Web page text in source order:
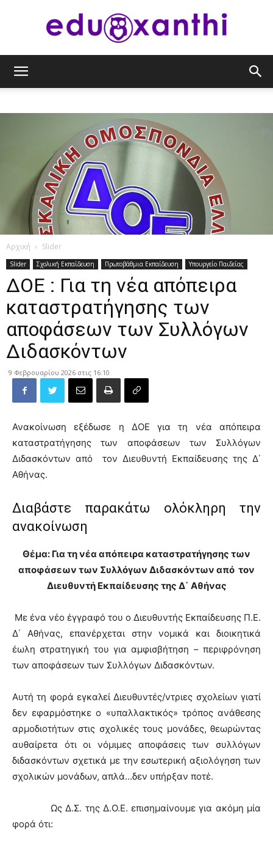
Αρχική Slider
Slider Σχολική Εκπαίδευση Πρωτοβάθμια Εκπαίδευση Υπουργείο Παιδείας
ΔΟΕ : Για τη νέα απόπειρα
καταστρατήγησης των
αποφάσεων των Συλλόγων
Διδασκόντων
9 Φεβρουαρίου 2026 στις 16:10
Ανακοίνωση εξέδωσε η ΔΟΕ για τη νέα απόπειρα
καταστρατήγησης των αποφάσεων των Συλλόγων
Διδασκόντων από τον Διευθυντή Εκπαίδευσης της Δ΄
Αθήνας.
Διαβάστε παρακάτω ολόκληρη την
ανακοίνωση
Θέμα: Για τη νέα απόπειρα καταστρατήγησης των
αποφάσεων των Συλλόγων Διδασκόντων από τον
Διευθυντή Εκπαίδευσης της Δ΄ Αθήνας
Με ένα νέο έγγραφό του ο Διευθυντής Εκπαίδευσης Π.Ε.
Δ΄ Αθήνας, επανέρχεται στην νομικά και διοικητικά
έωλη στρατηγική του για αμφισβήτηση – περιφρόνηση
των αποφάσεων των Συλλόγων Διδασκόντων.
Αυτή τη φορά εγκαλεί Διευθυντές/ντριες σχολείων γιατί
δεν εφαρμόστηκε ο «υπαλλακτικός» τρόπος ανάθεσης
αρμοδιοτήτων στις σχολικές τους μονάδες, θεωρώντας
αυθαίρετα ότι οι νόμιμες αποφάσεις των συλλόγων
διδασκόντων σχετικά με την εσωτερική αξιολόγηση των
σχολικών μονάδων, απλά…δεν υπήρξαν ποτέ.
Ως Δ.Σ. της Δ.Ο.Ε. επισημαίνουμε για ακόμη μία
φορά ότι: